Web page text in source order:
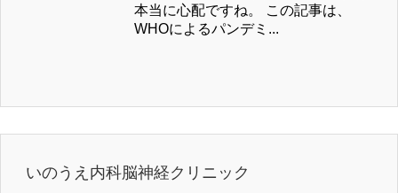
本当に心配ですね。 この記事は、
WHOによるパンデミ...
いのうえ内科脳神経クリニック